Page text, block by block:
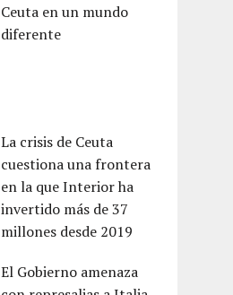
Ceuta en un mundo
diferente
La crisis de Ceuta
cuestiona una frontera
en la que Interior ha
invertido más de 37
millones desde 2019
El Gobierno amenaza